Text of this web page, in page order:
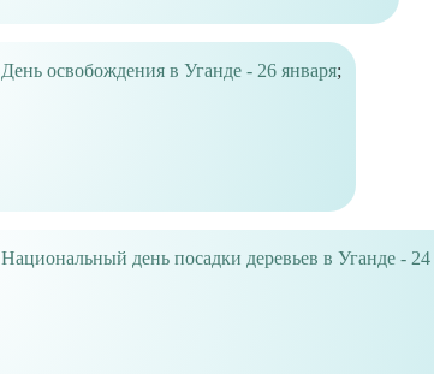
День освобождения в Уганде - 26 января;
Национальный день посадки деревьев в Уганде - 24